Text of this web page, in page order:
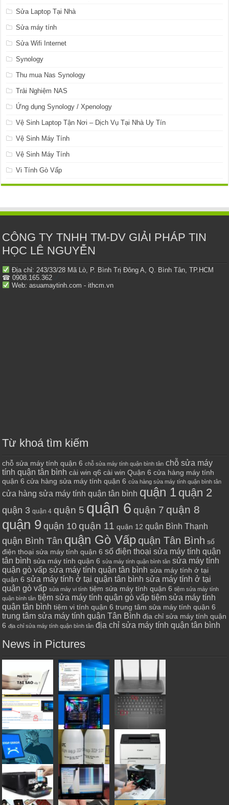
Sửa Laptop Tại Nhà
Sửa máy tính
Sửa Wifi Internet
Synology
Thu mua Nas Synology
Trải Nghiệm NAS
Ứng dụng Synology / Xpenology
Vệ Sinh Laptop Tận Nơi – Dịch Vụ Tại Nhà Uy Tín
Vệ Sinh Máy Tính
Vệ Sinh Máy Tính
Vi Tính Gò Vấp
CÔNG TY TNHH TM-DV GIẢI PHÁP TIN
HỌC LÊ NGUYỄN
Địa chỉ: 243/33/28 Mã Lò, P. Bình Trị Đông A, Q. Bình Tân, TP.HCM
☎ 0908.165.362
Web: asuamaytinh.com - ithcm.vn
Từ khoá tìm kiếm
chỗ sửa máy tính quận 6 chỗ sửa máy tính quận bình tân chỗ sửa máy
tính quận tân bình cài win q6 cài win Quận 6 cửa hàng máy tính
quận 6 cửa hàng sửa máy tính quận 6 cửa hàng sửa máy tính quận bình tân
cửa hàng sửa máy tính quận tân bình quận 1 quận 2
quận 3 quận 4 quận 5 quận 6 quận 7 quận 8
quận 9 quận 10 quận 11 quận 12 quận Bình Thạnh
quận Bình Tân quận Gò Vấp quận Tân Bình số
điện thoại sửa máy tính quận 6 số điện thoại sửa máy tính quận
tân bình sửa máy tính quận 6 sửa máy tính quận bình tân sửa máy tính
quận gò vấp sửa máy tính quận tân bình sửa máy tính ở tại
quận 6 sửa máy tính ở tại quận tân bình sửa máy tính ở tại
quận gò vấp sửa máy vi tính tiệm sửa máy tính quận 6 tiệm sửa máy tính
quận bình tân tiệm sửa máy tính quận gò vấp tiệm sửa máy tính
quận tân bình tiệm vi tính quận 6 trung tâm sửa máy tính quận 6
trung tâm sửa máy tính quận Tân Bình địa chỉ sửa máy tính quận
6 địa chỉ sửa máy tính quận bình tân địa chỉ sửa máy tính quận tân bình
News in Pictures